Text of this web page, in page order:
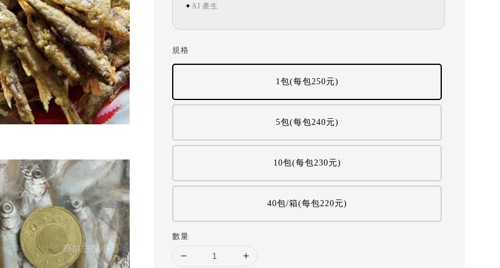
✦ AI 產生
規格
1包(每包250元)
5包(每包240元)
10包(每包230元)
40包/箱(每包220元)
數量